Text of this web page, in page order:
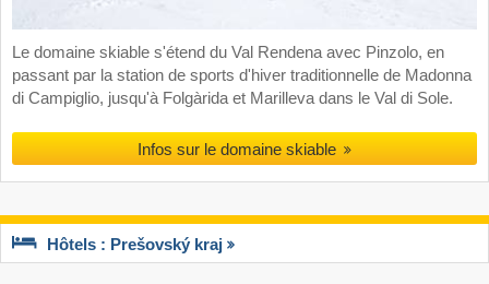
Le domaine skiable s'étend du Val Rendena avec Pinzolo, en
passant par la station de sports d'hiver traditionnelle de Madonna
di Campiglio, jusqu'à Folgàrida et Marilleva dans le Val di Sole.
Infos sur le domaine skiable
Hôtels : Prešovský kraj